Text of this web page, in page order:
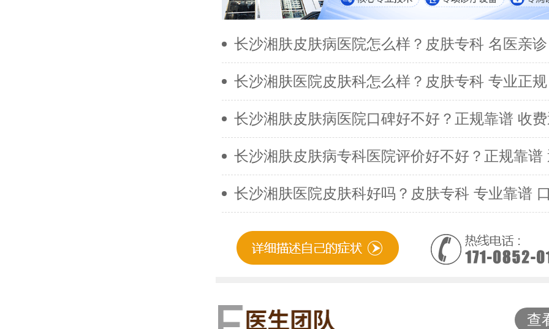
长沙湘肤皮肤病医院怎么样？皮肤专科 名医亲
长沙湘肤医院皮肤科怎么样？皮肤专科 专业正
长沙湘肤皮肤病医院口碑好不好？正规靠谱 收
长沙湘肤皮肤病专科医院评价好不好？正规靠谱
长沙湘肤医院皮肤科好吗？皮肤专科 专业靠谱
查